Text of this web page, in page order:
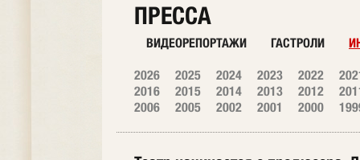
ПРЕССА
ВИДЕОРЕПОРТАЖИ ГАСТРОЛИ
2026 2025 2024 2023 2022
2016
2015 2014 2013 2012
2006
2005 2002 2001 2000